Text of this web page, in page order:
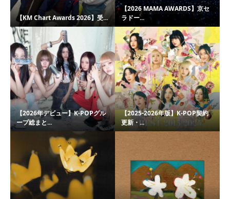
【KM Chart Awards 2026】受...
【2026 MAMA AWARDS】京セ
ラドー...
【2026年デビュー】K-POPグル
ープ総まと...
【2025-2026年版】K-POP契約
更新・...